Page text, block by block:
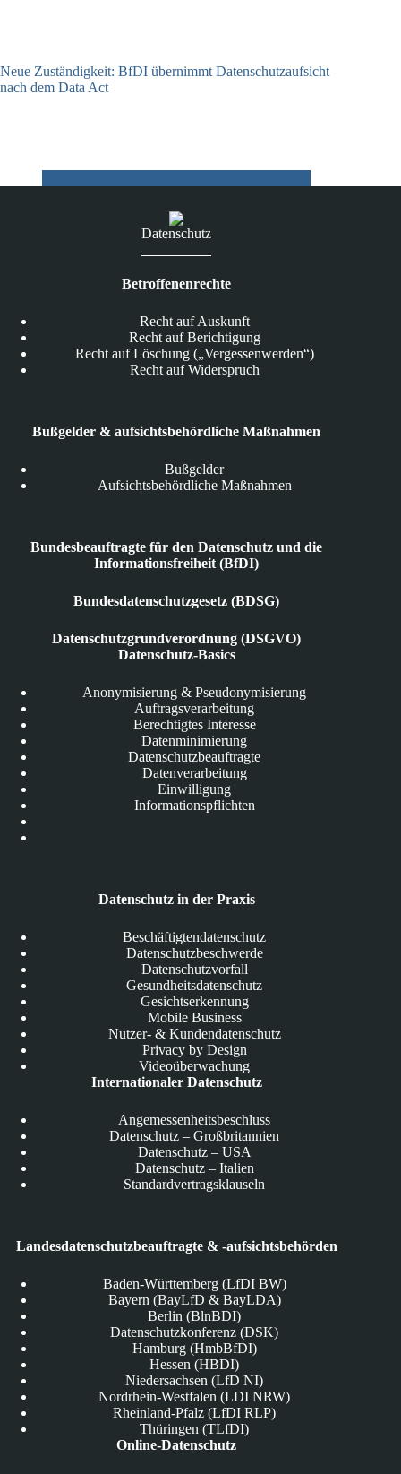
Neue Zuständigkeit: BfDI übernimmt Datenschutzaufsicht
nach dem Data Act
Datenschutz
Betroffenenrechte
Recht auf Auskunft
Recht auf Berichtigung
Recht auf Löschung („Vergessenwerden“)
Recht auf Widerspruch
Bußgelder & aufsichtsbehördliche Maßnahmen
Bußgelder
Aufsichtsbehördliche Maßnahmen
Bundesbeauftragte für den Datenschutz und die
Informationsfreiheit (BfDI)
Bundesdatenschutzgesetz (BDSG)
Datenschutzgrundverordnung (DSGVO)
Datenschutz-Basics
Anonymisierung & Pseudonymisierung
Auftragsverarbeitung
Berechtigtes Interesse
Datenminimierung
Datenschutzbeauftragte
Datenverarbeitung
Einwilligung
Informationspflichten
Datenschutz in der Praxis
Beschäftigtendatenschutz
Datenschutzbeschwerde
Datenschutzvorfall
Gesundheitsdatenschutz
Gesichtserkennung
Mobile Business
Nutzer- & Kundendatenschutz
Privacy by Design
Videoüberwachung
Internationaler Datenschutz
Angemessenheitsbeschluss
Datenschutz – Großbritannien
Datenschutz – USA
Datenschutz – Italien
Standardvertragsklauseln
Landesdatenschutzbeauftragte & -aufsichtsbehörden
Baden-Württemberg (LfDI BW)
Bayern (BayLfD & BayLDA)
Berlin (BlnBDI)
Datenschutzkonferenz (DSK)
Hamburg (HmbBfDI)
Hessen (HBDI)
Niedersachsen (LfD NI)
Nordrhein-Westfalen (LDI NRW)
Rheinland-Pfalz (LfDI RLP)
Thüringen (TLfDI)
Online-Datenschutz